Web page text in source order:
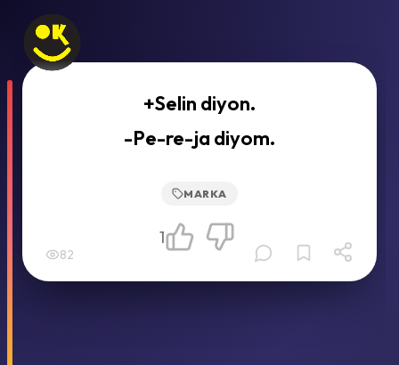
+Selin diyon.
-Pe-re-ja diyom.
MARKA
82
1